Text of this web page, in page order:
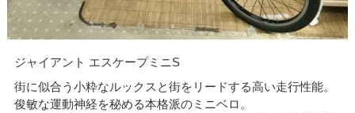
ジャイアント エスケープミニS
街に似合う小粋なルックスと街をリードする高い走行性能。
俊敏な運動神経を秘める本格派のミニベロ。